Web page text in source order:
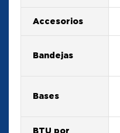
Accesorios
Bandejas
Bases
BTU por